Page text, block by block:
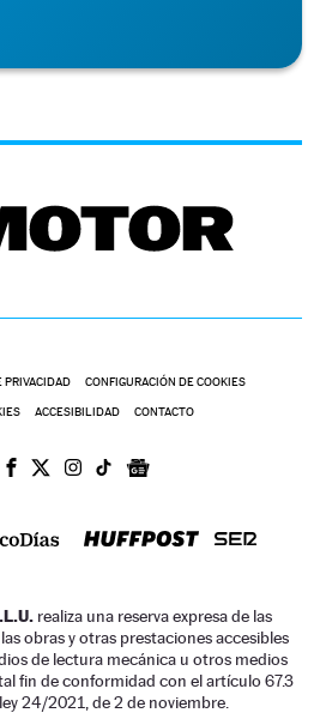
PRIVACIDAD CONFIGURACIÓN DE COOKIES
ACCESIBILIDAD CONTACTO
realiza una reserva expresa de las
obras y otras prestaciones accesibles
de lectura mecánica u otros medios
fin de conformidad con el artículo 67.3
24/2021, de 2 de noviembre.